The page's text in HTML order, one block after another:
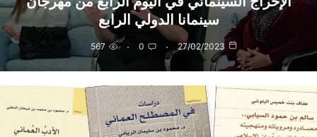
سينمانا الدولي الرابع
27/02/2023
0
567